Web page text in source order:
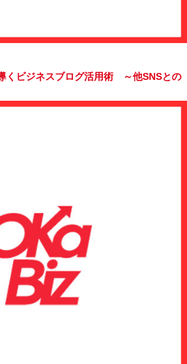
くビジネスブログ活用術 ～他SNSとの